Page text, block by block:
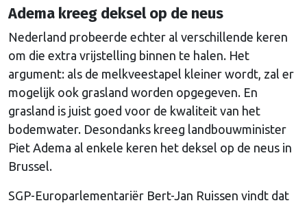
Adema kreeg deksel op de neus
Nederland probeerde echter al verschillende keren
om die extra vrijstelling binnen te halen. Het
argument: als de melkveestapel kleiner wordt, zal er
mogelijk ook grasland worden opgegeven. En
grasland is juist goed voor de kwaliteit van het
bodemwater. Desondanks kreeg landbouwminister
Piet Adema al enkele keren het deksel op de neus in
Brussel.
SGP-Europarlementariër Bert-Jan Ruissen vindt dat